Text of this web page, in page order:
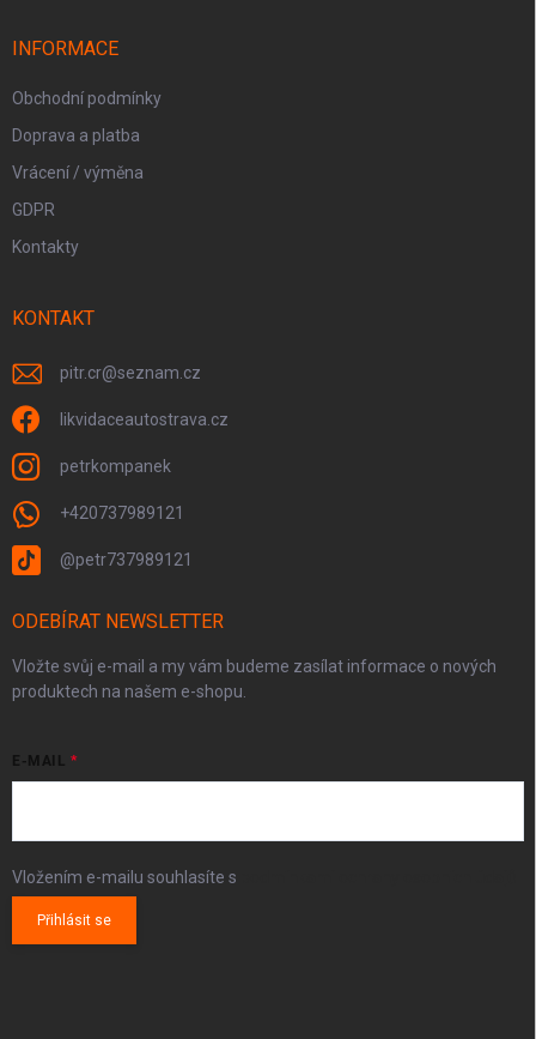
INFORMACE
Obchodní podmínky
Doprava a platba
Vrácení / výměna
GDPR
Kontakty
KONTAKT
pitr.cr@seznam.cz
likvidaceautostrava.cz
petrkompanek
+420737989121
@petr737989121
ODEBÍRAT NEWSLETTER
Vložte svůj e-mail a my vám budeme zasílat informace o nových
produktech na našem e-shopu.
E-MAIL
Vložením e-mailu souhlasíte s
Přihlásit se